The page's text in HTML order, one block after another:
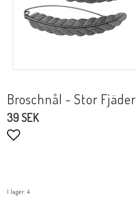
Broschnål - Stor Fjäder
39 SEK
I lager: 4